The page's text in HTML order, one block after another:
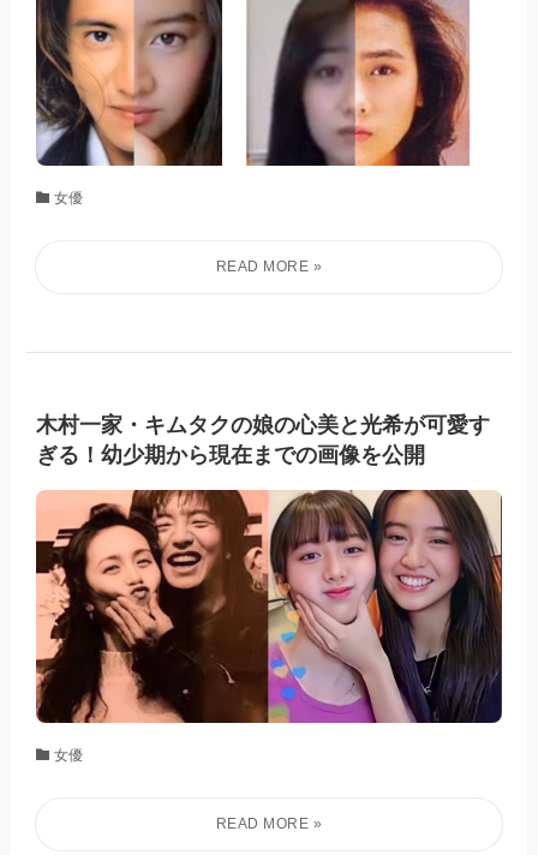
女優
木村一家・キムタクの娘の心美と光希が可愛す
ぎる！幼少期から現在までの画像を公開
女優